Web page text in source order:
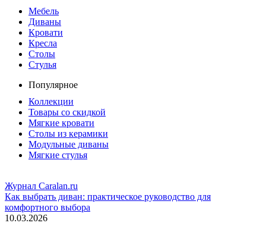
Мебель
Диваны
Кровати
Кресла
Столы
Стулья
Популярное
Коллекции
Товары со скидкой
Мягкие кровати
Столы из керамики
Модульные диваны
Мягкие стулья
Журнал Caralan.ru
Как выбрать диван: практическое руководство для
комфортного выбора
10.03.2026